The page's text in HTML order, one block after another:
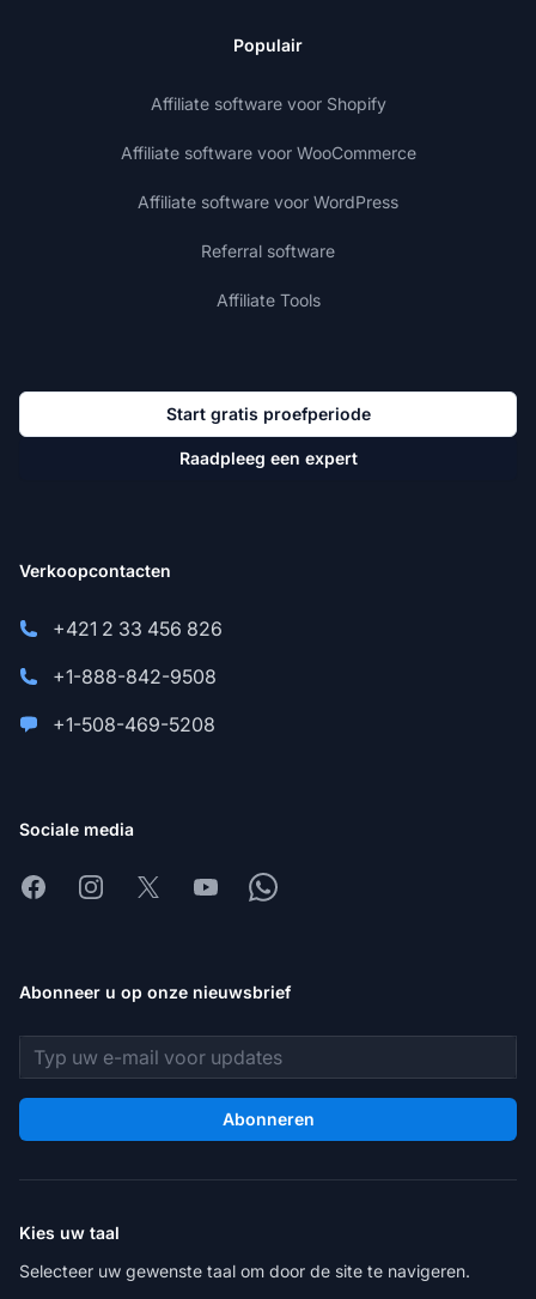
Populair
Affiliate software voor Shopify
Affiliate software voor WooCommerce
Affiliate software voor WordPress
Referral software
Affiliate Tools
Start gratis proefperiode
Raadpleeg een expert
Verkoopcontacten
+421 2 33 456 826
+1-888-842-9508
+1-508-469-5208
Sociale media
FacebookInstagram
X YoutubeWhatsapp
Abonneer u op onze nieuwsbrief
E-mailadres
Abonneren
Kies uw taal
Selecteer uw gewenste taal om door de site te navigeren.